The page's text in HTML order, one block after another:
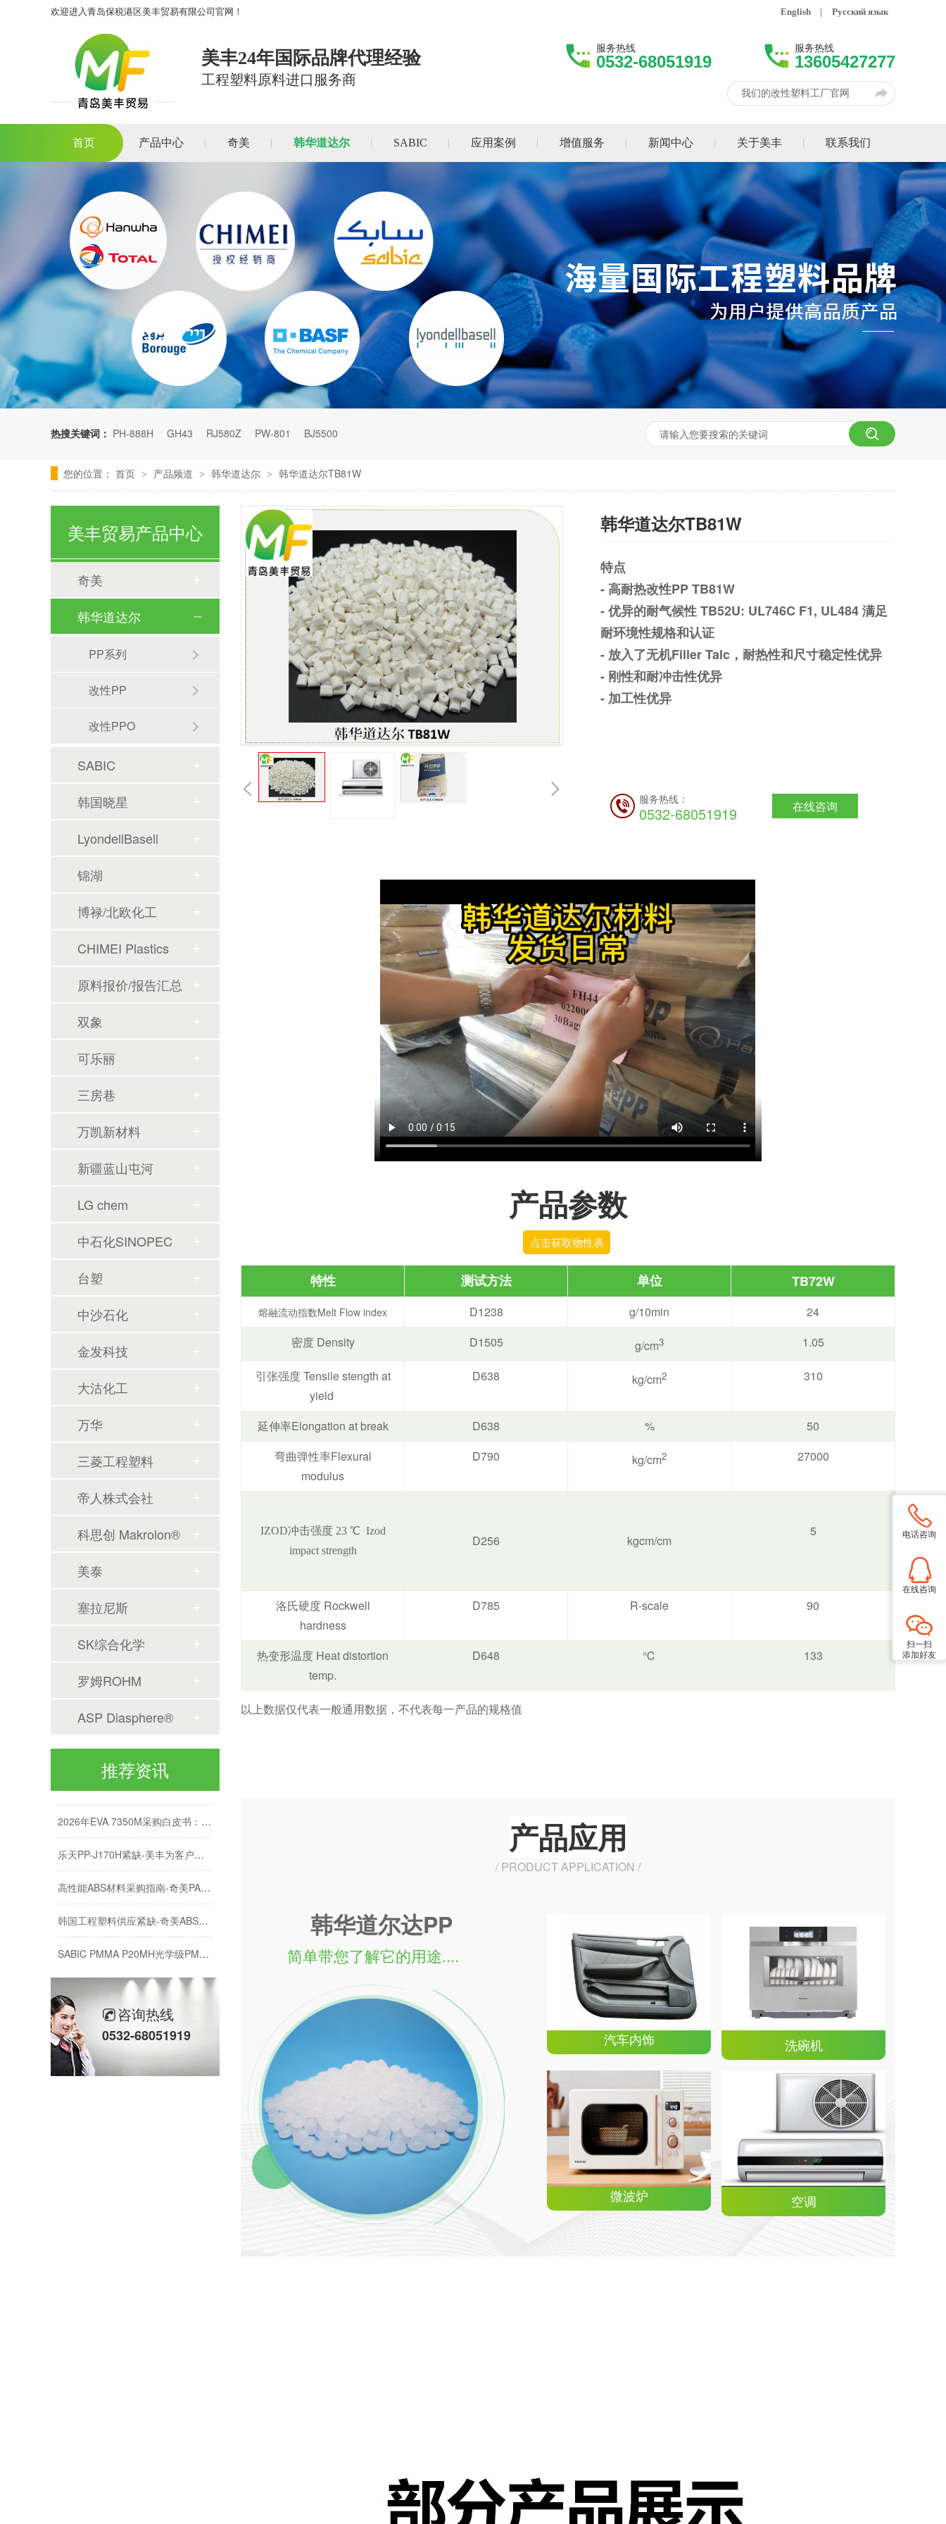
欢迎进入青岛保税港区美丰贸易有限公司官网！ English | Русский язык
美丰24年国际品牌代理经验
工程塑料原料进口服务商
服务热线
0532-68051919
服务热线
13605427277
我们的改性塑料工厂官网
首页 产品中心 奇美 韩华道达尔 SABIC 应用案例 增值服务 新闻中心 关于美丰 联系我们
热搜关键词： PH-888H GH43 RJ580Z PW-801 BJ5500
您的位置： 首页 > 产品频道 > 韩华道达尔 > 韩华道达尔TB81W
韩华道达尔TB81W
特点
- 高耐热改性PP TB81W
- 优异的耐气候性 TB52U: UL746C F1, UL484 满足
耐环境性规格和认证
- 放入了无机Filler Talc，耐热性和尺寸稳定性优异
- 刚性和耐冲击性优异
- 加工性优异
服务热线：
0532-68051919 在线咨询
产品参数
点击获取物性表
特性 测试方法 单位 TB72W
熔融流动指数Melt Flow index D1238 g/10min
24
密度 Density
D1505 g/cm3 1.05
引张强度 Tensile stength at
yield
D638 kg/cm2 310
延伸率Elongation at break D638 %
50
弯曲弹性率Flexural
modulus
D790 kg/cm2 27000
IZOD冲击强度 23 ℃ Izod
impact strength
D256 kgcm/cm
5
洛氏硬度 Rockwell
hardness
D785 R-scale 90
热变形温度 Heat distortion
temp.
D648 ℃ 133
以上数据仅代表一般通用数据，不代表每一产品的规格值
产品应用
/ PRODUCT APPLICATION /
韩华道尔达PP
简单带您了解它的用途....
汽车内饰 洗碗机
微波炉 空调
美丰贸易产品中心
奇美
韩华道达尔
PP系列
改性PP
改性PPO
SABIC
韩国晓星
LyondellBasell
锦湖
博禄/北欧化工
CHIMEI Plastics
原料报价/报告汇总
双象
可乐丽
三房巷
万凯新材料
新疆蓝山屯河
LG chem
中石化SINOPEC
台塑
中沙石化
金发科技
大沽化工
万华
三菱工程塑料
帝人株式会社
科思创 Makrolon®
美泰
塞拉尼斯
SK综合化学
罗姆ROHM
ASP Diasphere®
推荐资讯
2026年EVA 7350M采购白皮书：鞋材发泡与垫圈选型指南
乐天PP-J170H紧缺-美丰为客户提供PP原料替代方案
高性能ABS材料采购指南-奇美PA-749SK性能解析-保本稳供不加价
韩国工程塑料供应紧缺-奇美ABS双象PMMA-性能对标LG乐天
SABIC PMMA P20MH光学级PMMA材料特性与加工应用
通用级PC/ABS合金采购指南：3款型号对比与选型要点
咨询热线
0532-68051919
电话咨询
在线咨询
扫一扫
添加好友